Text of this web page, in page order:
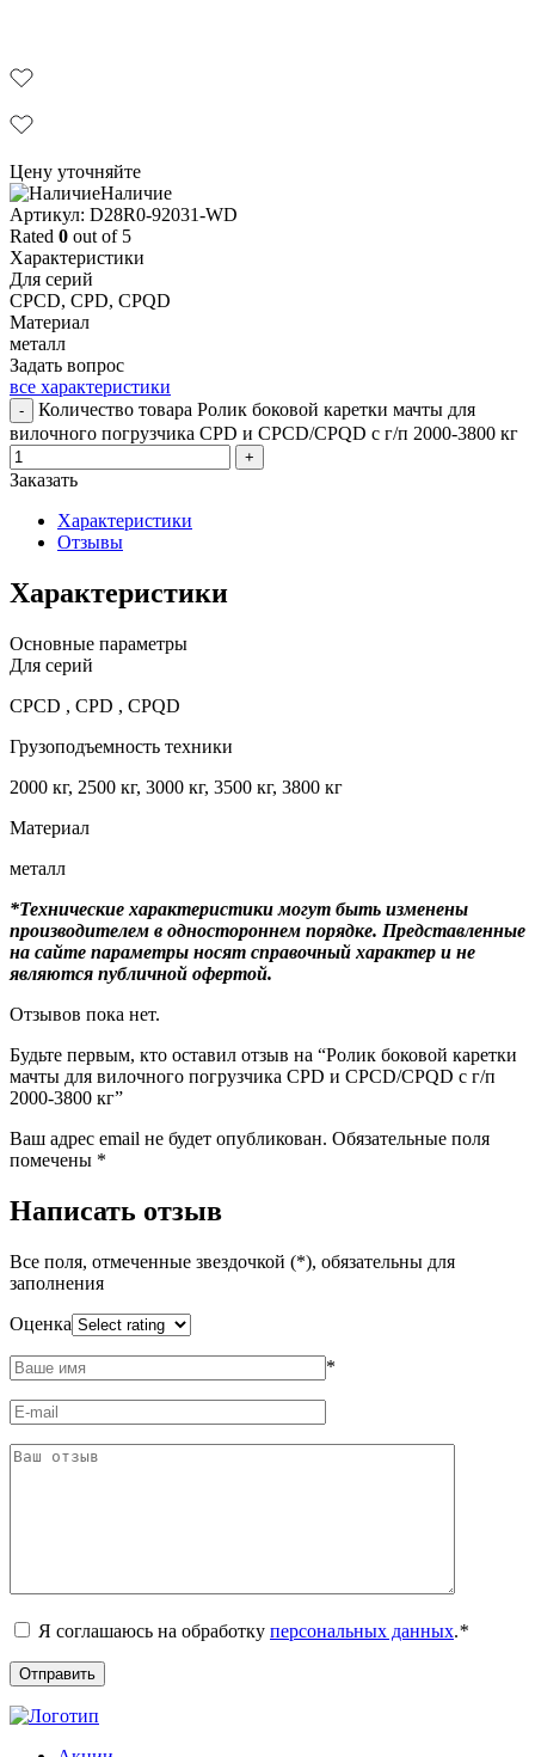
Цену уточняйте
Наличие
Aртикул: D28R0-92031-WD
Rated 0 out of 5
Характеристики
Для серий
CPCD, CPD, CPQD
Материал
металл
Задать вопрос
все характеристики
-
Количество товара Ролик боковой каретки мачты для
вилочного погрузчика CPD и CPCD/CPQD с г/п 2000-3800 кг
+
Заказать
Характеристики
Отзывы
Характеристики
Основные параметры
Для серий
CPCD , CPD , CPQD
Грузоподъемность техники
2000 кг, 2500 кг, 3000 кг, 3500 кг, 3800 кг
Материал
металл
*Технические характеристики могут быть изменены
производителем в одностороннем порядке. Представленные
на сайте параметры носят справочный характер и не
являются публичной офертой.
Отзывов пока нет.
Будьте первым, кто оставил отзыв на “Ролик боковой каретки
мачты для вилочного погрузчика CPD и CPCD/CPQD с г/п
2000-3800 кг”
Ваш адрес email не будет опубликован. Обязательные поля
помечены *
Написать отзыв
Все поля, отмеченные звездочкой (*), обязательны для
заполнения
Оценка
*
Я соглашаюсь на обработку персональных данных.*